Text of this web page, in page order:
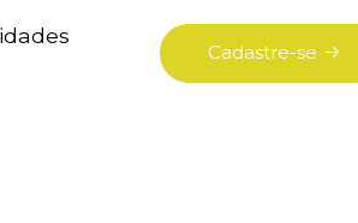
Cadastre-se